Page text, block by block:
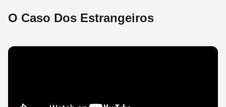
O Caso Dos Estrangeiros